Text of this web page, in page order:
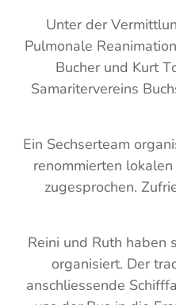
Unter der
Pulmonale
Bucher und Kurt
Samaritervereins
Ein Sechserteam
renommierten
zugesprochen.
Reini und Ruth haben
organisiert. Der
anschliessende